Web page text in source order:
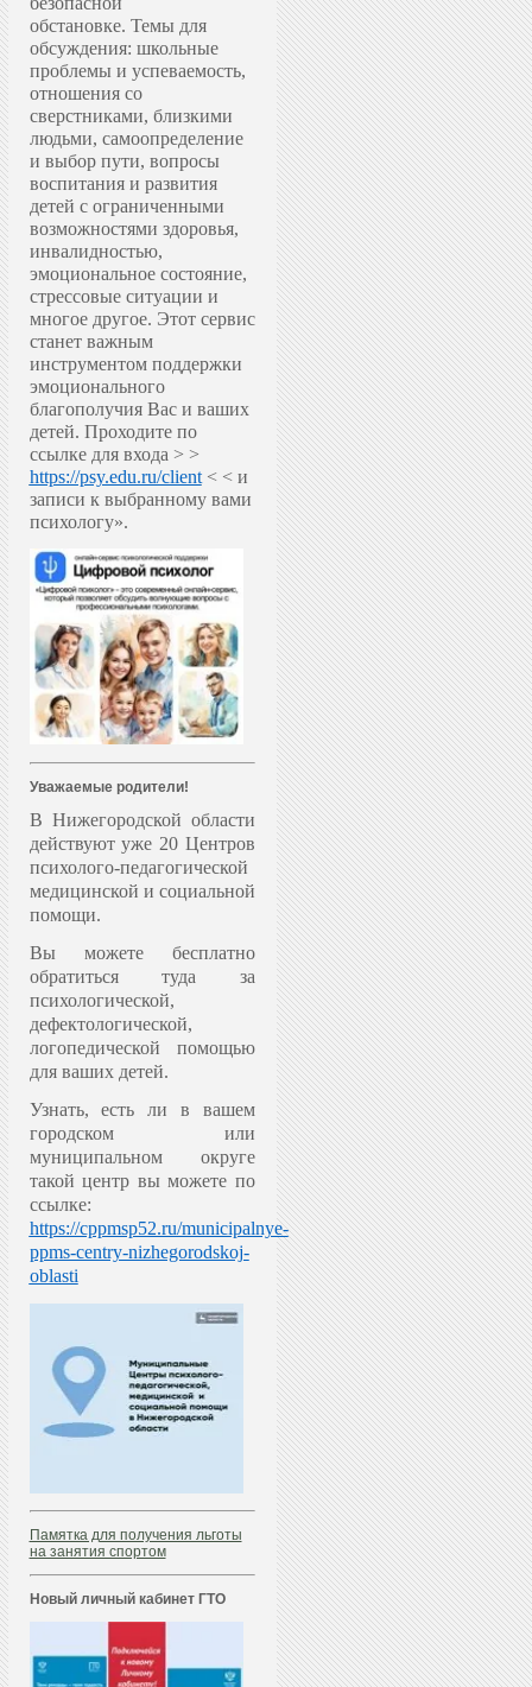
обстановке. Темы для
обсуждения: школьные
проблемы и успеваемость,
отношения со
сверстниками, близкими
людьми, самоопределение
и выбор пути, вопросы
воспитания и развития
детей с ограниченными
возможностями здоровья,
инвалидностью,
эмоциональное состояние,
стрессовые ситуации и
многое другое. Этот сервис
станет важным
инструментом поддержки
эмоционального
благополучия Вас и ваших
детей. Проходите по
ссылке для входа > >
https://psy.edu.ru/client< < и
записи к выбранному вами
психологу».
Уважаемые родители!
В Нижегородской области
действуют уже 20 Центров
психолого-педагогической
медицинской и социальной
помощи.
Вы можете бесплатно
обратиться туда за
психологической,
дефектологической,
логопедической помощью
для ваших детей.
Узнать, есть ли в вашем
городском или
муниципальном округе
такой центр вы можете по
ссылке:
https://cppmsp52.ru/municipalnye-
ppms-centry-nizhegorodskoj-
oblasti
Памятка для получения льготы
на занятия спортом
Новый личный кабинет ГТО